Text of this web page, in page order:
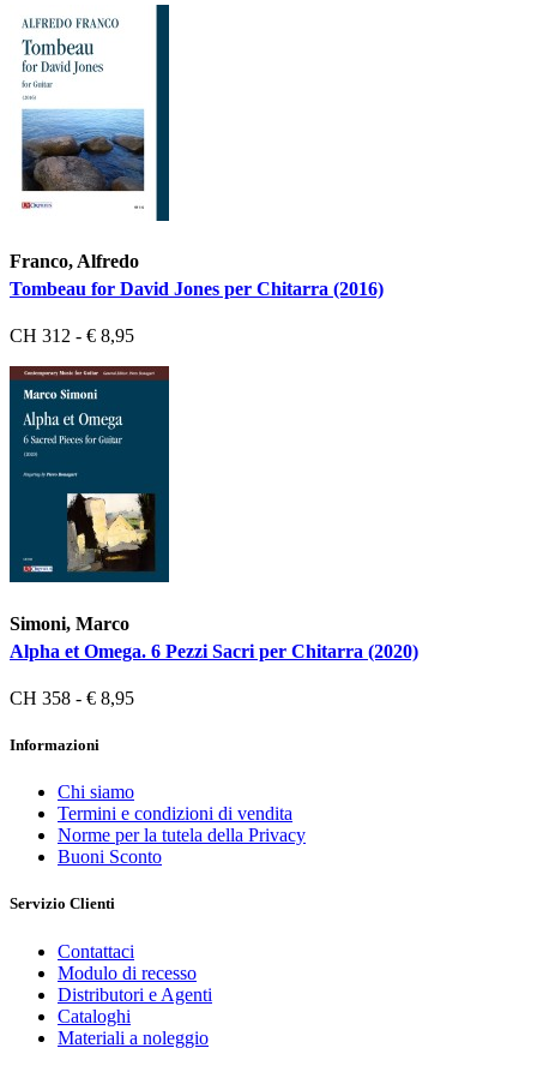
Franco, Alfredo
Tombeau for David Jones per Chitarra (2016)
CH 312 - € 8,95
Simoni, Marco
Alpha et Omega. 6 Pezzi Sacri per Chitarra (2020)
CH 358 - € 8,95
Informazioni
Chi siamo
Termini e condizioni di vendita
Norme per la tutela della Privacy
Buoni Sconto
Servizio Clienti
Contattaci
Modulo di recesso
Distributori e Agenti
Cataloghi
Materiali a noleggio